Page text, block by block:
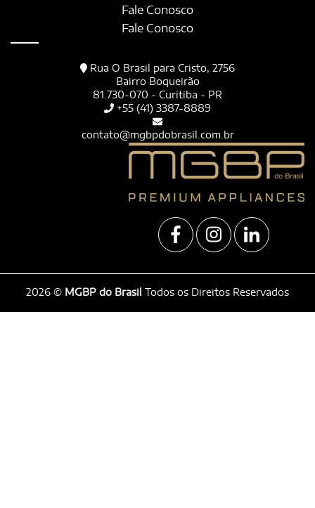
Fale Conosco
Fale Conosco
Rua O Brasil para Cristo, 2756
Bairro Boqueirão
81.730-070 - Curitiba - PR
+55 (41) 3387-8889
contato@mgbpdobrasil.com.br
2026 © MGBP do Brasil Todos os Direitos Reservados